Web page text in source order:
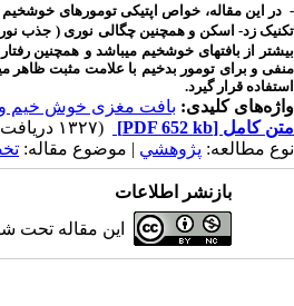
- در این مقاله، خواص اپتیکی تومورهای خوش­خیم
تکنیک زد-­ اسکن و همچنین چگالی نوری ( جذب
بیشتر از بافت­های خوش­خیم می­باشد و همچنین
منفی و برای تومور بدخیم با علامت مثبت ظاهر
استفاده قرار گیرد.
واژه‌های کلیدی: بافت مغزی خوش خیم و
متن کامل [PDF 652 kb]
(۱۳۲۷ دریافت)
نوع مطالعه: پژوهشي | موضوع مقاله:
بازنشر اطلاعات
این مقاله تحت